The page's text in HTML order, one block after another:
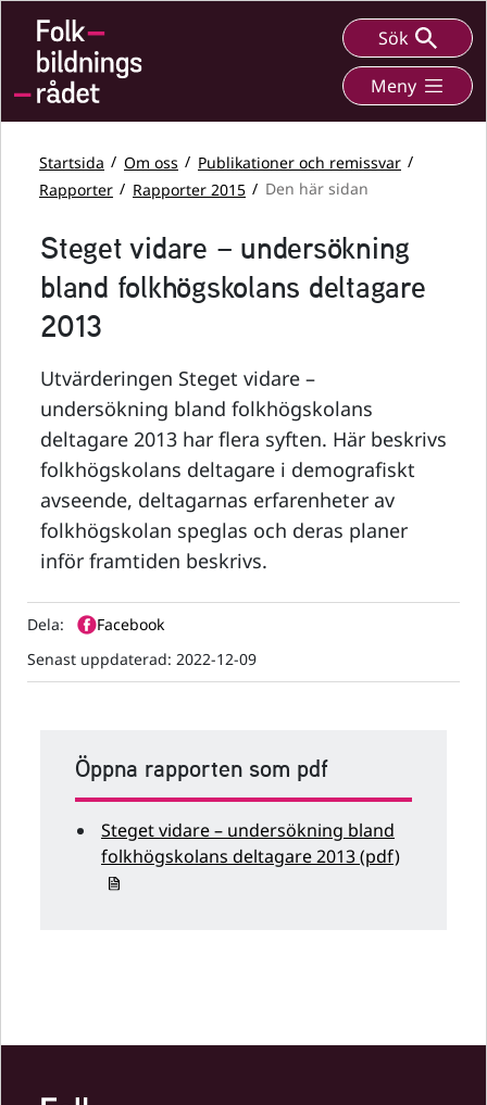
Sök
Meny
Startsida Om oss
Publikationer och remissvar
Rapporter
Rapporter 2015 Den här sidan
Steget vidare – undersökning
bland folkhögskolans deltagare
2013
Utvärderingen Steget vidare –
undersökning bland folkhögskolans
deltagare 2013 har flera syften. Här beskrivs
folkhögskolans deltagare i demografiskt
avseende, deltagarnas erfarenheter av
folkhögskolan speglas och deras planer
inför framtiden beskrivs.
Dela:
Facebook
Senast uppdaterad: 2022-12-09
Öppna rapporten som pdf
Steget vidare – undersökning bland
folkhögskolans deltagare 2013 (pdf)